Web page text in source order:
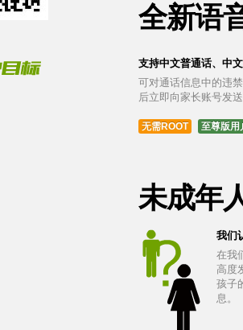
全新语
支持中文普通话、中
可对通话信息中的违
后立即向家长账号发送
无需ROOT 至尊版用
未成年
我们
在我
高度
孩子
息。